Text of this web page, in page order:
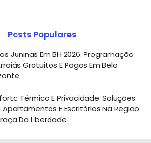
Posts Populares
Juninas Em BH 2026: Programação
Gratuitos E Pagos Em Belo
Térmico E Privacidade: Soluções
Apartamentos E Escritórios Na Região
Da Liberdade